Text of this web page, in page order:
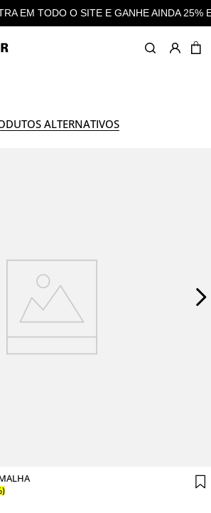
CASHBACK EM TODAS AS COMPRAS
ALTERNATIVOS